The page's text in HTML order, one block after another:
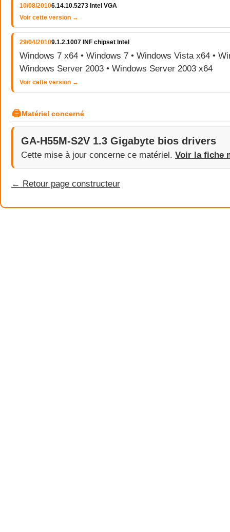
10/08/20106.14.10.5273 Intel VGA
Voir cette version →
29/04/20109.1.2.1007 INF chipset Intel
Windows 7 x64 • Windows 7 • Windows Vista x64 •
Windows Server 2003 • Windows Server 2003 x64
Voir cette version →
🖨Matériel concerné
GA-H55M-S2V 1.3 Gigabyte bios drivers
Cette mise à jour concerne ce matériel. Voir la fiche
← Retour page constructeur